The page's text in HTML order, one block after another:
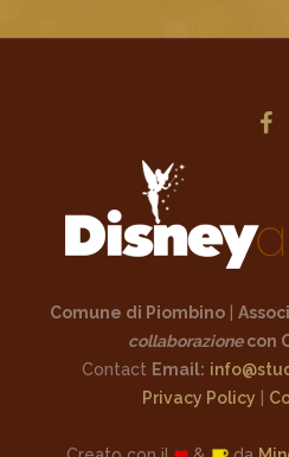
Comune di Piombino|
collaborazionecon
Contact Email:
Privacy Policy